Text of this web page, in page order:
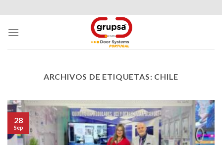
to
content
ARCHIVOS DE ETIQUETAS: CHILE
28
Sep